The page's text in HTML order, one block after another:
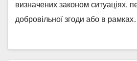
визначених законом ситуаціях,
добровільної згоди або в